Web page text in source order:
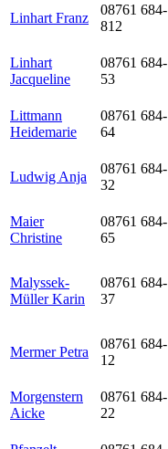
Linhart Franz
08761 684-
812
Linhart
Jacqueline
08761 684-
53
Littmann
Heidemarie
08761 684-
64
Ludwig Anja
08761 684-
32
Maier
Christine
08761 684-
65
Malyssek-
Müller Karin
08761 684-
37
Mermer Petra
08761 684-
12
Morgenstern
Aicke
08761 684-
22